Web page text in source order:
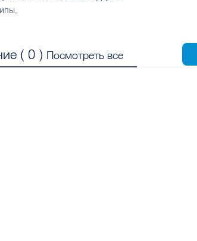
,
(0 ) Посмотреть все